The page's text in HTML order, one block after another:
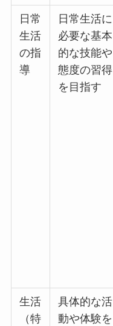
日常
生活
の指
導
日常生活に
必要な基本
的な技能や
態度の習得
を目指す
生活
（特
具体的な活
動や体験を